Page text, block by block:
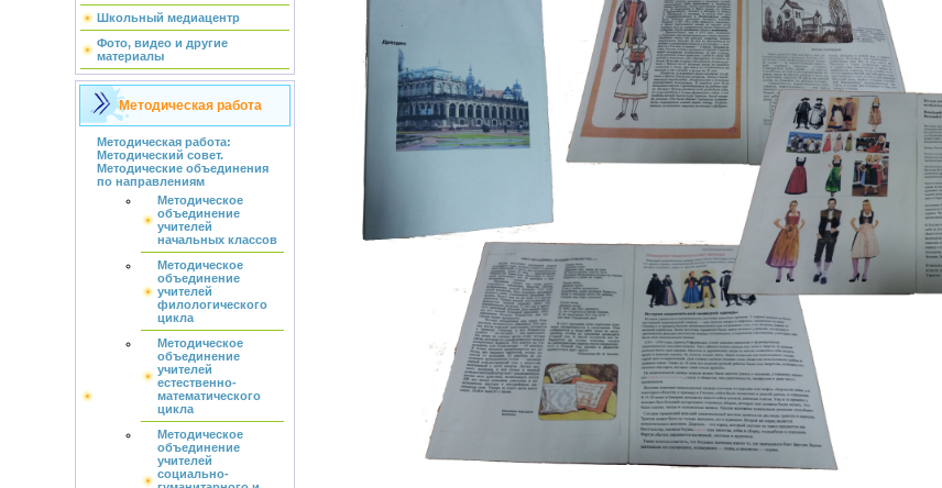
Школьный медиацентр
Фото, видео и другие
материалы
Методическая работа
Методическая работа:
Методический совет.
Методические объединения
по направлениям
Методическое
объединение
учителей
начальных классов
Методическое
объединение
учителей
филологического
цикла
Методическое
объединение
учителей
естественно-
математического
цикла
Методическое
объединение
учителей
социально-